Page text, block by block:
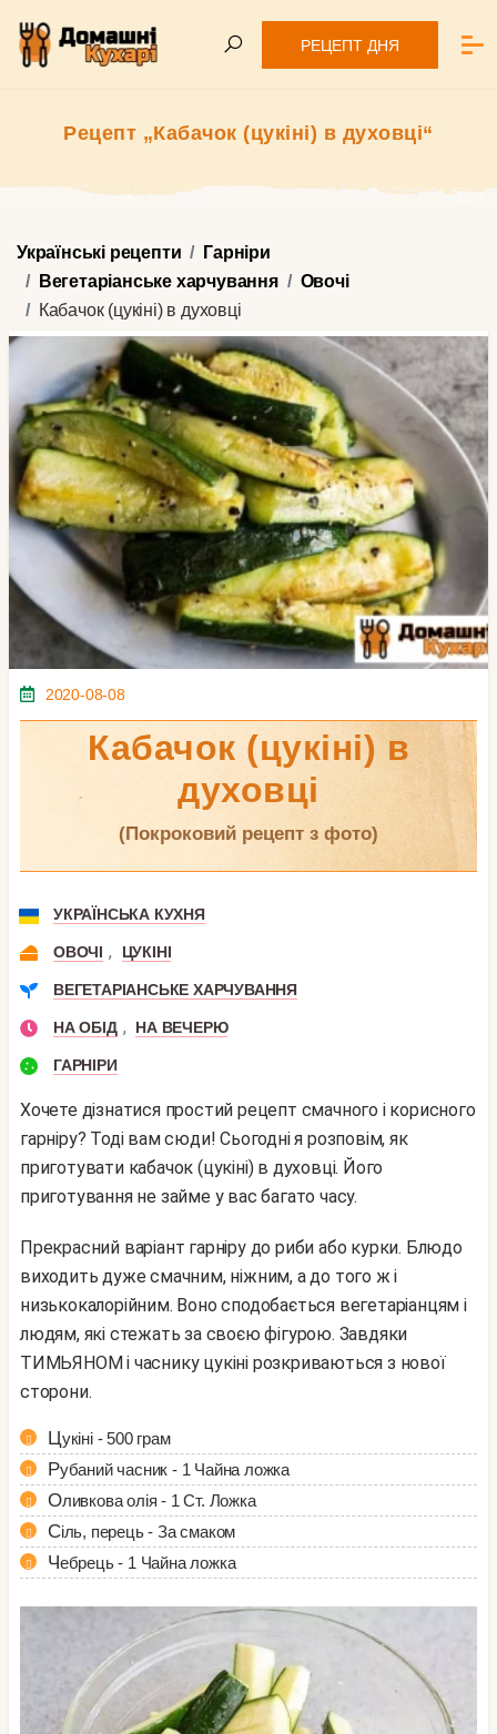
РЕЦЕПТ ДНЯ
Рецепт „Кабачок (цукіні) в духовці“
Українські рецепти
Гарніри
Вегетаріанське харчування
Овочі
Кабачок (цукіні) в духовці
2020-08-08
Кабачок (цукіні) в
духовці
(покроковий рецепт з фото)
УКРАЇНСЬКА КУХНЯ
ОВОЧІ , ЦУКІНІ
ВЕГЕТАРІАНСЬКЕ ХАРЧУВАННЯ
НА ОБІД , НА ВЕЧЕРЮ
ГАРНІРИ
Хочете дізнатися простий рецепт смачного і корисного
гарніру? Тоді вам сюди! Сьогодні я розповім, як
приготувати кабачок (цукіні) в духовці. Його
приготування не займе у вас багато часу.
Прекрасний варіант гарніру до риби або курки. Блюдо
виходить дуже смачним, ніжним, а до того ж і
низькокалорійним. Воно сподобається вегетаріанцям і
людям, які стежать за своєю фігурою. Завдяки
ТИМЬЯНОМ і часнику цукіні розкриваються з нової
сторони.
Цукіні - 500 грам
Рубаний часник - 1 Чайна ложка
Оливкова олія - 1 Ст. Ложка
Сіль, перець - За смаком
Чебрець - 1 Чайна ложка